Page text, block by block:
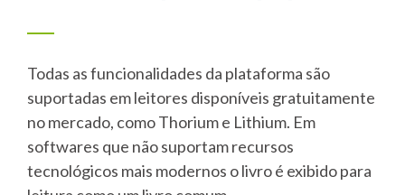
Todas as funcionalidades da plataforma são
suportadas em leitores disponíveis gratuitamente
no mercado, como Thorium e Lithium. Em
softwares que não suportam recursos
tecnológicos mais modernos o livro é exibido para